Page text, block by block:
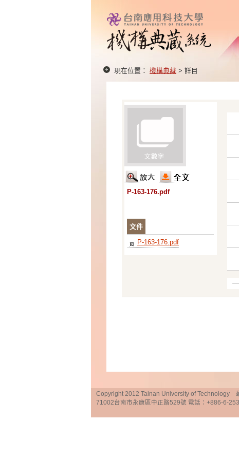
現在位置： 機構典藏 > 詳目
P-163-176.pdf
文件
P-163-176.pdf
Copyright 2012 Tainan University of Technology
71002台南市永康區中正路529號 電話：+886-6-